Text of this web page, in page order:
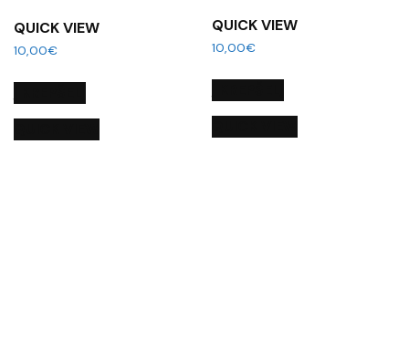
QUICK VIEW
10,00€
QUICK VIEW
10,00€